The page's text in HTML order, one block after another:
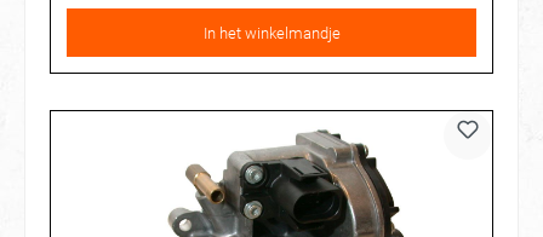
In het winkelmandje